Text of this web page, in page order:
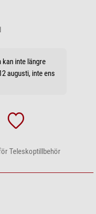
inte längre
augusti, inte ens
Teleskoptillbehör